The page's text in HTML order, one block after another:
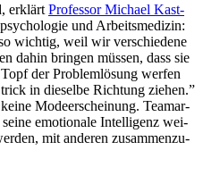
erklärt Pro­fes­sor Michael Kast­
und Arbeits­me­di­zin:
wich­tig, weil wir ver­schie­dene
dahin brin­gen müssen, dass sie
der Pro­blem­lö­sung werfen
in die­selbe Rich­tung ziehen.”
Mode­er­schei­nung. Team­ar­
emo­tio­nale Intel­li­genz wei­
mit ande­ren zusam­men­zu­